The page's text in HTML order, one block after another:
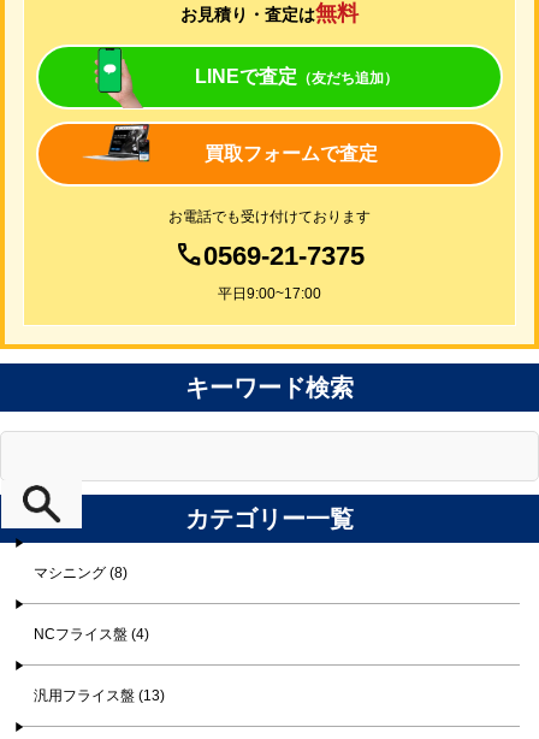
お見積り・査定は無料
LINEで査定 （友だち追加）
買取フォームで査定
お電話でも受け付けております
0569-21-7375
平日9:00~17:00
キーワード検索
カテゴリー一覧
マシニング (8)
NCフライス盤 (4)
汎用フライス盤 (13)